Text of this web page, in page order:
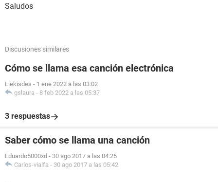
Saludos
Discusiones similares
Cómo se llama esa canción electrónica
Elekisdes - 1 ene 2022 a las 03:02
gslaura - 8 feb 2022 a las 05:37
3 respuestas
Saber cómo se llama una canción
Eduardo5000xd - 30 ago 2017 a las 04:25
Carlos-vialfa - 30 ago 2017 a las 05:42